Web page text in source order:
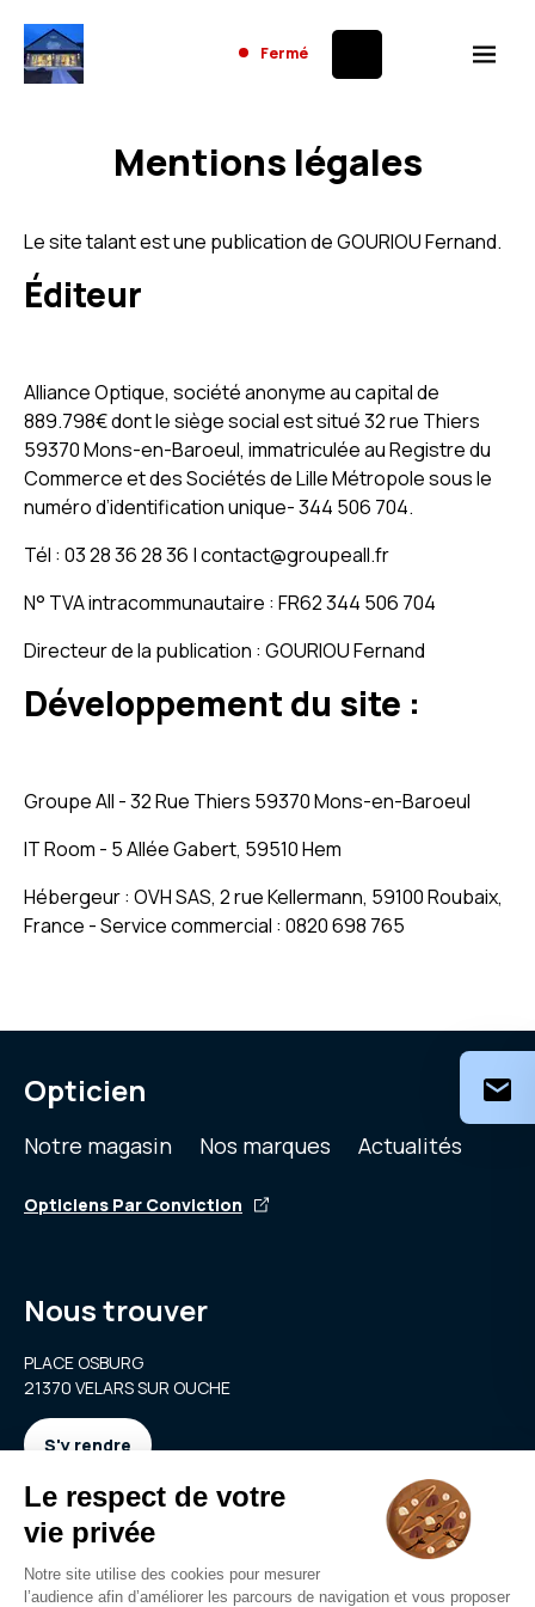
Fermé
Mentions légales
Le site talant est une publication de GOURIOU Fernand.
Éditeur
Alliance Optique, société anonyme au capital de
889.798€ dont le siège social est situé 32 rue Thiers
59370 Mons-en-Baroeul, immatriculée au Registre du
Commerce et des Sociétés de Lille Métropole sous le
numéro d’identification unique- 344 506 704.
Tél : 03 28 36 28 36 | contact@groupeall.fr
N° TVA intracommunautaire : FR62 344 506 704
Directeur de la publication : GOURIOU Fernand
Développement du site :
Groupe All - 32 Rue Thiers 59370 Mons-en-Baroeul
IT Room - 5 Allée Gabert, 59510 Hem
Hébergeur : OVH SAS, 2 rue Kellermann, 59100 Roubaix,
France - Service commercial : 0820 698 765
Opticien
Notre magasin Nos marques Actualités
Opticiens Par Conviction
Nous trouver
PLACE OSBURG
21370 VELARS SUR OUCHE
S'y rendre
Nous contacter